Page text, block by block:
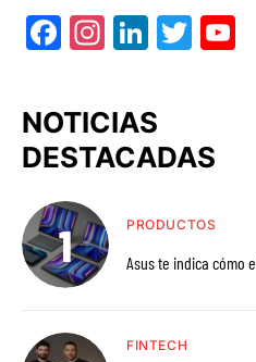
Facebook
Instagram
LinkedIn
NOTICIAS
DESTACADAS
PRODUCTOS
Asus te indica cómo
FINTECH